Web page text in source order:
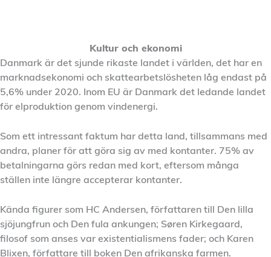
Kultur och ekonomi
Danmark är det sjunde rikaste landet i världen, det har en
marknadsekonomi och skattearbetslösheten låg endast på
5,6% under 2020. Inom EU är Danmark det ledande landet
för elproduktion genom vindenergi.
Som ett intressant faktum har detta land, tillsammans med
andra, planer för att göra sig av med kontanter. 75% av
betalningarna görs redan med kort, eftersom många
ställen inte längre accepterar kontanter.
Kända figurer som HC Andersen, författaren till Den lilla
sjöjungfrun och Den fula ankungen; Søren Kirkegaard,
filosof som anses var existentialismens fader; och Karen
Blixen, författare till boken Den afrikanska farmen.